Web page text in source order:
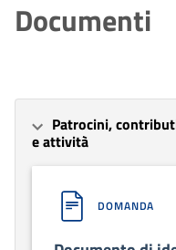
Documenti
Patrocini,
e attività
DOMANDA